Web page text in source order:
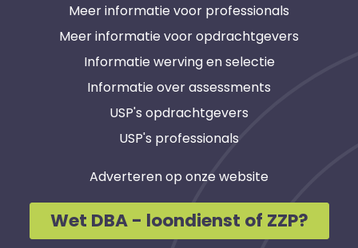
Meer informatie voor professionals
Meer informatie voor opdrachtgevers
Informatie werving en selectie
Informatie over assessments
USP's opdrachtgevers
USP's professionals
Adverteren op onze website
Wet DBA - loondienst of ZZP?